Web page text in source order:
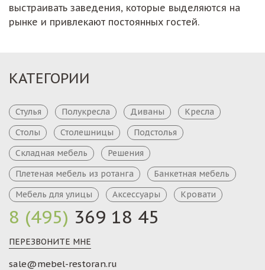
выстраивать заведения, которые выделяются на
рынке и привлекают постоянных гостей.
8 (495) 369 18 45
ПЕРЕЗВОНИТЕ МНЕ
sale@mebel-restoran.ru
КАТЕГОРИИ
Стулья Полукресла Диваны
Кресла
Столы
Столешницы
Подстолья
Складная мебель
Решения
Плетеная мебель из ротанга
Банкетная мебель
Мебель для улицы
Аксессуары Кровати